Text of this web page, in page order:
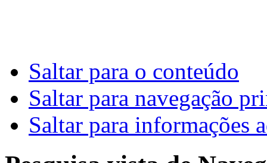
Saltar para o conteúdo
Saltar para navegação
Saltar para informações